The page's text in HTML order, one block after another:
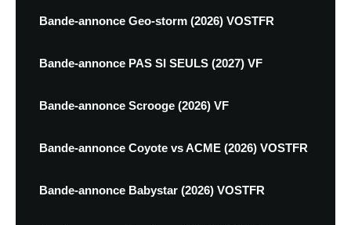
Bande-annonce Geo-storm (2026) VOSTFR
Bande-annonce PAS SI SEULS (2027) VF
Bande-annonce Scrooge (2026) VF
Bande-annonce Coyote vs ACME (2026) VOSTFR
Bande-annonce Babystar (2026) VOSTFR